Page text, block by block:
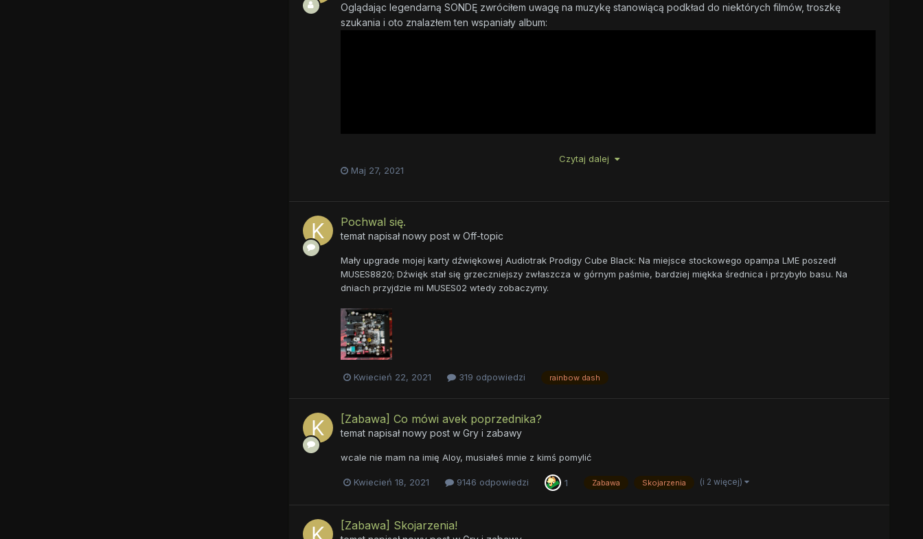
Oglądając legendarną SONDĘ zwróciłem uwagę na muzykę stanowiącą podkład do niektórych filmów, troszkę
szukania i oto znalazłem ten wspaniały album:
Czytaj dalej
Maj 27, 2021
Pochwal się.
temat napisał nowy post w Off-topic
Mały upgrade mojej karty dźwiękowej Audiotrak Prodigy Cube Black: Na miejsce stockowego opampa LME poszedł
MUSES8820; Dźwięk stał się grzeczniejszy zwłaszcza w górnym paśmie, bardziej miękka średnica i przybyło basu. Na
dniach przyjdzie mi MUSES02 wtedy zobaczymy.
Kwiecień 22, 2021 319 odpowiedzi rainbow dash
[Zabawa] Co mówi avek poprzednika?
temat napisał nowy post w Gry i zabawy
wcale nie mam na imię Aloy, musiałeś mnie z kimś pomylić
Kwiecień 18, 2021 9146 odpowiedzi 1 Zabawa Skojarzenia (i 2 więcej)
[Zabawa] Skojarzenia!